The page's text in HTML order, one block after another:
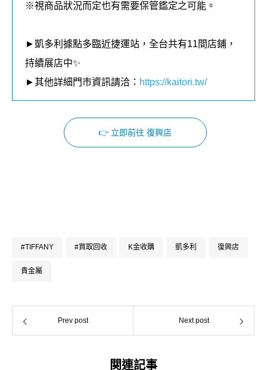
※視商品狀況而定也有需要保管鑑定之可能。
►凱多利據點多臨近捷運站，全台共有11間店鋪，
持續展店中✨
►其他詳細門市資訊請洽： https://kaitori.tw/
👉 立即前往 復興店
#TIFFANY #買取回收 K金收購 凱多利 復興店
貴金屬
Prev post Next post
関連記事